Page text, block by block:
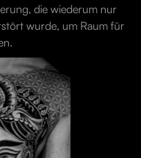
die wiederum nur
wurde, um Raum für